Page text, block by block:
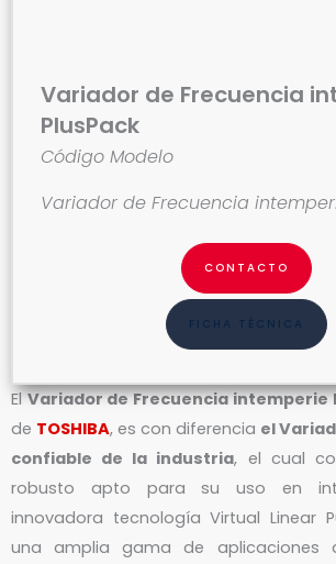
Variador de Frecuencia
PlusPack
Código Modelo
Variador de Frecuencia
CONTACTO
FICHA TÉCNICA
ElVariador de Frecuencia intemperie
de TOSHIBA, es con diferencia el
confiable de la industria, el cual
robusto apto para su uso en
innovadora tecnología Virtual Linear
una amplia gama de aplicaciones